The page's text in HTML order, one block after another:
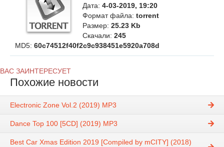
Дата: 4-03-2019, 19:20
Формат файла: torrent
Размер: 25.23 Kb
Скачали: 245
MD5: 60c74512f40f2c9c938451e5920a708d
ВАС ЗАИНТЕРЕСУЕТ
Похожие новости
Electronic Zone Vol.2 (2019) MP3
Dance Top 100 [5CD] (2019) MP3
Best Car Xmas Edition 2019 [Compiled by mCITY] (2018)